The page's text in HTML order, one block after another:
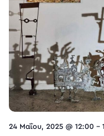
24 Μαΐου, 2025 @ 12:00 -